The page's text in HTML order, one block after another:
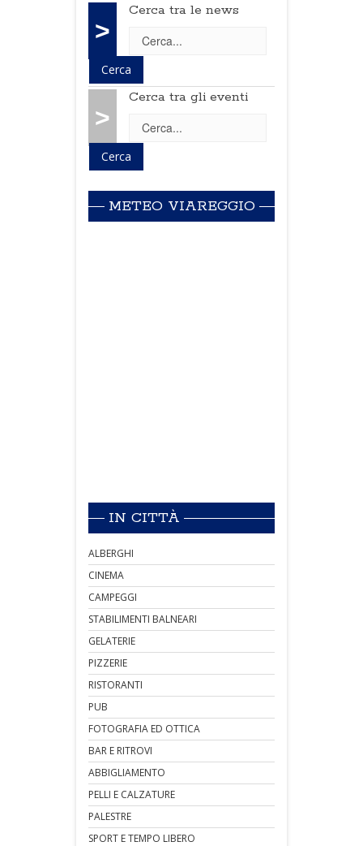
>
Cerca tra le news
>
Cerca tra gli eventi
METEO VIAREGGIO
IN CITTÀ
ALBERGHI
CINEMA
CAMPEGGI
STABILIMENTI BALNEARI
GELATERIE
PIZZERIE
RISTORANTI
PUB
FOTOGRAFIA ED OTTICA
BAR E RITROVI
ABBIGLIAMENTO
PELLI E CALZATURE
PALESTRE
SPORT E TEMPO LIBERO